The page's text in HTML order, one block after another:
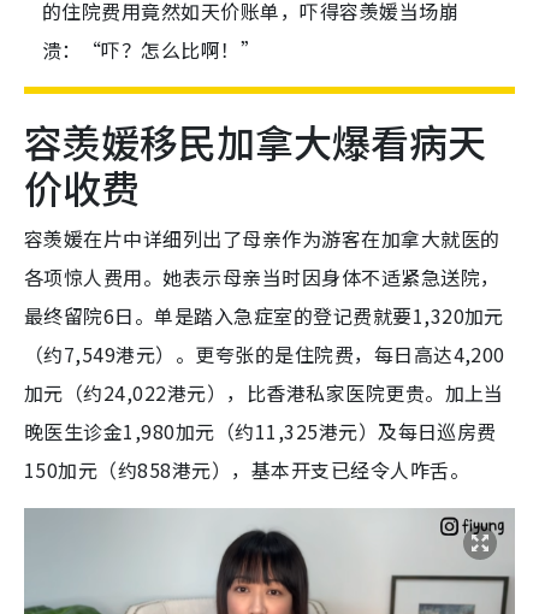
的住院费用竟然如天价账单，吓得容羡媛当场崩
溃：“吓？怎么比啊！”
容羡媛移民加拿大爆看病天
价收费
容羡媛在片中详细列出了母亲作为游客在加拿大就医的
各项惊人费用。她表示母亲当时因身体不适紧急送院，
最终留院6日。单是踏入急症室的登记费就要1,320加元
（约7,549港元）。更夸张的是住院费，每日高达4,200
加元（约24,022港元），比香港私家医院更贵。加上当
晚医生诊金1,980加元（约11,325港元）及每日巡房费
150加元（约858港元），基本开支已经令人咋舌。